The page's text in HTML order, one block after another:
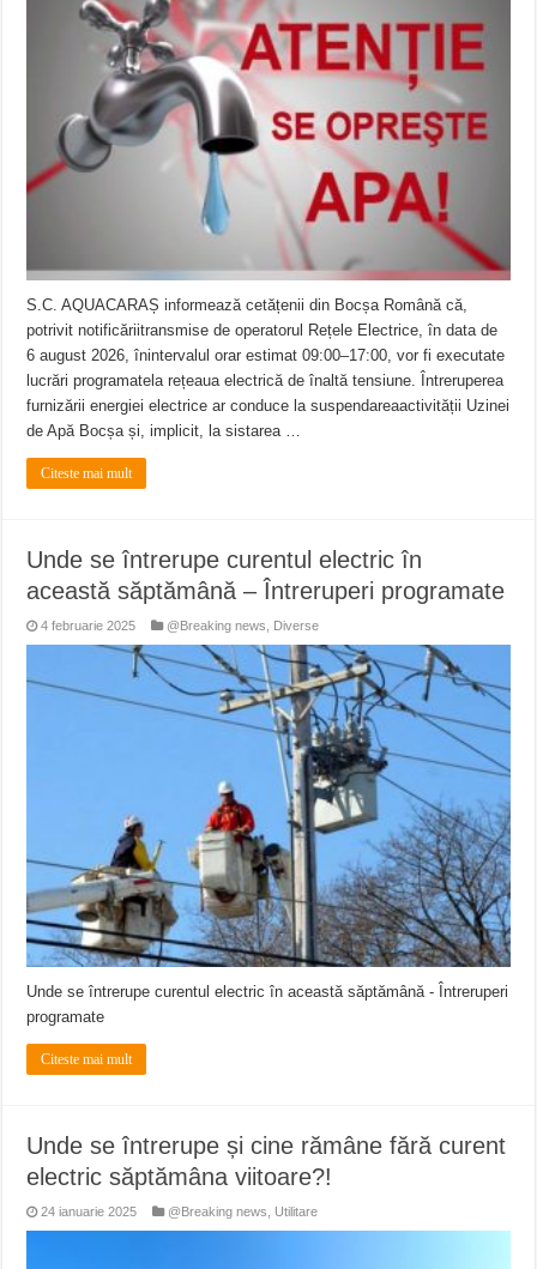
ANUNȚ OPRIRE APĂ în Reșița – avarie – 04.08.2026 – str. Văliugului și
ANUNŢ OPRIRE APĂ în CARANSEBEȘ – 04.08.2026 – avarie – Calea
S.C. AQUACARAȘ informează cetățenii din Bocșa Română că,
potrivit notificăriitransmise de operatorul Rețele Electrice, în data de
6 august 2026, înintervalul orar estimat 09:00–17:00, vor fi executate
lucrări programatela rețeaua electrică de înaltă tensiune. Întreruperea
furnizării energiei electrice ar conduce la suspendareaactivității Uzinei
de Apă Bocșa și, implicit, la sistarea …
Citeste mai mult
Unde se întrerupe curentul electric în
această săptămână – Întreruperi programate
4 februarie 2025 @Breaking news Diverse
Unde se întrerupe curentul electric în această săptămână - Întreruperi
programate
Citeste mai mult
Unde se întrerupe și cine rămâne fără curent
electric săptămâna viitoare?!
24 ianuarie 2025 @Breaking news Utilitare